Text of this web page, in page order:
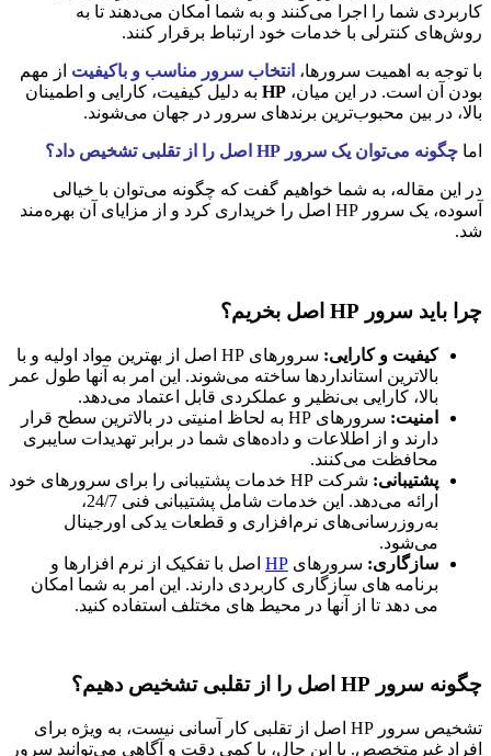
کاربردی شما را اجرا می‌کنند و به شما امکان می‌دهند تا به
روش‌های کنترلی با خدمات خود ارتباط برقرار کنند.
با توجه به اهمیت سرورها، انتخاب سرور مناسب و باکیفیت از مهم
بودن آن است. در این میان، HP به دلیل کیفیت، کارایی و اطمینان
بالا، در بین محبوب‌ترین برندهای سرور در جهان می‌شوند.
اما چگونه می‌توان یک سرور HP اصل را از تقلبی تشخیص داد؟
در این مقاله، به شما خواهیم گفت که چگونه می‌توان با خیالی
آسوده، یک سرور HP اصل را خریداری کرد و از مزایای آن بهره‌مند
شد.
چرا باید سرور HP اصل بخریم؟
کیفیت و کارایی:
سرورهای HP اصل از بهترین مواد اولیه و با
بالاترین استانداردها ساخته می‌شوند. این امر به آنها طول عمر
بالا، کارایی بی‌نظیر و عملکردی قابل اعتماد می‌دهد.
امنیت:
سرورهای HP به لحاظ امنیتی در بالاترین سطح قرار
دارند و از اطلاعات و داده‌های شما در برابر تهدیدات سایبری
محافظت می‌کنند.
پشتیبانی:
شرکت HP خدمات پشتیبانی را برای سرورهای خود
ارائه می‌دهد. این خدمات شامل پشتیبانی فنی 24/7،
به‌روزرسانی‌های نرم‌افزاری و قطعات یدکی اورجینال
می‌شود.
سازگاری: سرورهای HP اصل با تفکیک از نرم افزارها و
برنامه های سازگاری کاربردی دارند. این امر به شما امکان
می دهد تا از آنها در محیط های مختلف استفاده کنید.
چگونه سرور HP اصل را از تقلبی تشخیص دهیم؟
تشخیص سرور HP اصل از تقلبی کار آسانی نیست، به ویژه برای
افراد غیرمتخصص. با این حال، با کمی دقت و آگاهی می‌توانید سرور